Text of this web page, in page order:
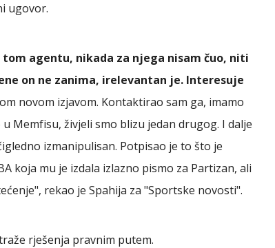
ugovor.
agentu, nikada za njega nisam čuo, niti
on ne zanima, irelevantan je. Interesuje
novom izjavom. Kontaktirao sam ga, imamo
Memfisu, živjeli smo blizu jedan drugog. I dalje
izmanipulisan. Potpisao je to što je
koja mu je izdala izlazno pismo za Partizan, ali
rekao je Spahija za "Sportske novosti".
rješenja pravnim putem.